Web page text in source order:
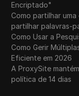
Encriptado"
Como partilhar
partilhar palavras-
Como Usar a
Como Gerir
Eficiente em 2026
A ProxySite
política de 14 dias